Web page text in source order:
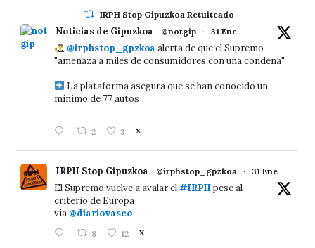
IRPH Stop Gipuzkoa Retuiteado
Noticias de Gipuzkoa @notgip · 31 Ene
@irphstop_gpzkoa alerta de que el Supremo
"amenaza a miles de consumidores con una condena"
La plataforma asegura que se han conocido un
mínimo de 77 autos
2 3 X
IRPH Stop Gipuzkoa @irphstop_gpzkoa · 31 Ene
El Supremo vuelve a avalar el#IRPHpese al
criterio de Europa
vía @diariovasco
8 12 X